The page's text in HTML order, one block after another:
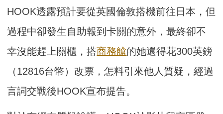
HOOK透露預計要從英國倫敦搭機前往日本，但
過程中卻發生自助報到卡關的意外，最終卻不
幸沒能趕上關櫃，搭商務艙的她還得花300英鎊
（12816台幣）改票，怎料引來他人質疑，經過
言詞交戰後HOOK宣布提告。